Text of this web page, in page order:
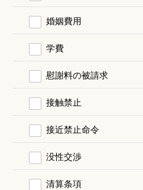
婚姻費用
学費
慰謝料の被請求
接触禁止
接近禁止命令
没性交渉
清算条項